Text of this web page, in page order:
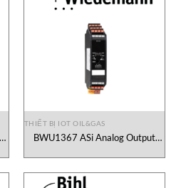
THIẾT BỊ IOT OIL&GAS
BWU1367 ASi Analog Output